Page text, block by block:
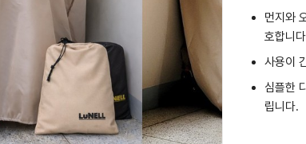
먼지와
호합니
사용이
심플한
립니다.